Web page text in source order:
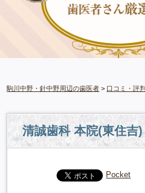
駒川中野・針中野周辺の歯医者 > 口コミ・評判
清誠歯科 本院(東住吉)
Pocket